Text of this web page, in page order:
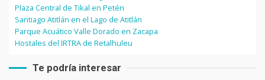
Plaza Central de Tikal en Petén
Santiago Atitlán en el Lago de Atitlán
Parque Acuático Valle Dorado en Zacapa
Hostales del IRTRA de Retalhuleu
Te podría interesar